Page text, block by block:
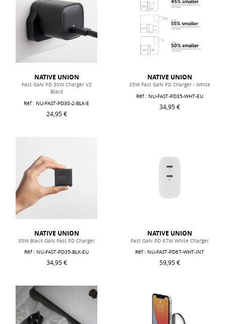
NATIVE UNION
Fast GaN PD 30W Charger V2
Black
Réf : NU-FAST-PD30-2-BLK-E
24,95 €
NATIVE UNION
35W Fast GaN PD Charger - White
Réf : NU-FAST-PD35-WHT-EU
34,95 €
NATIVE UNION
35W Black GaN Fast PD Charger
Réf : NU-FAST-PD35-BLK-EU
34,95 €
NATIVE UNION
Fast GaN PD 67W White Charger
Réf : NU-FAST-PD67-WHT-INT
59,95 €